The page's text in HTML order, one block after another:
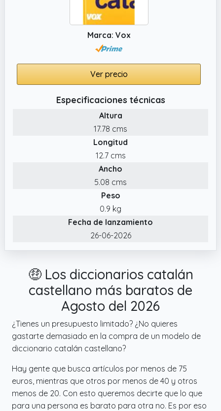
Marca: Vox
Ver precio
Especificaciones técnicas
Altura
17.78 cms
Longitud
12.7 cms
Ancho
5.08 cms
Peso
0.9 kg
Fecha de lanzamiento
26-06-2026
🤑 Los diccionarios catalán
castellano más baratos de
Agosto del 2026
¿Tienes un presupuesto limitado? ¿No quieres
gastarte demasiado en la compra de un modelo de
diccionario catalán castellano?
Hay gente que busca artículos por menos de 75
euros, mientras que otros por menos de 40 y otros
menos de 20. Con esto queremos decirte que lo que
para una persona es barato para otra no. Es por eso